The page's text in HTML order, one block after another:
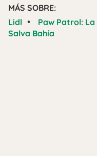
MÁS SOBRE:
Lidl •
Paw Patrol:
Salva Bahía